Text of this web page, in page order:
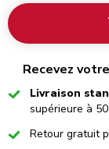
Recevez
CheckedLivraison
supérieure à
CheckedRetour gratuit